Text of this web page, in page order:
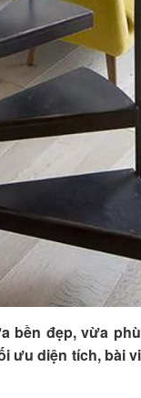
bền đẹp, vừa
ưu diện tích, bài